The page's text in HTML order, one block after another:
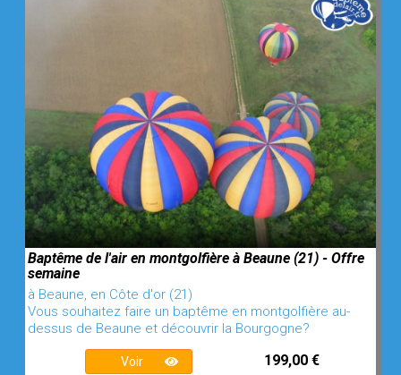
Baptême de l'air en montgolfière à Beaune (21) - Offre
semaine
à Beaune, en Côte d'or (21)
Vous souhaitez faire un baptême en montgolfière au-
dessus de Beaune et découvrir la Bourgogne?
Voir 199,00 €